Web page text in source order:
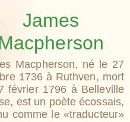
James
Macpherson, né le 27
1736 à Ruthven, mort
février 1796 à Belleville
est un poète écossais,
comme le «traducteur»